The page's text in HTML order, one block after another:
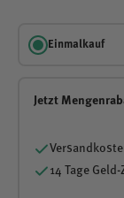
Einmalkauf
Jetzt
14 Tage